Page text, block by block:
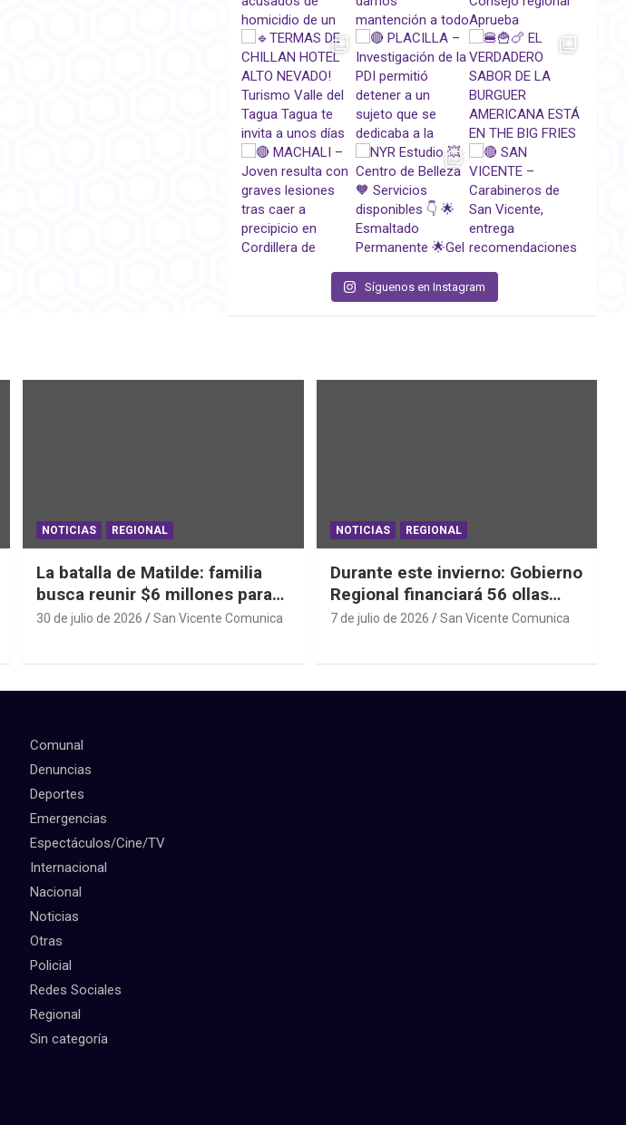
Síguenos en Instagram
NOTICIAS REGIONAL
La batalla de Matilde: familia
busca reunir $6 millones para
una cirugía que no puede
30 de julio de 2026 San Vicente Comunica
NOTICIAS REGIONAL
Durante este invierno: Gobierno
Regional financiará 56 ollas
comunes y comedores
la región
7 de julio de 2026 San Vicente Comunica
Comunal
Denuncias
Deportes
Emergencias
Espectáculos/Cine/TV
Internacional
Nacional
Noticias
Otras
Policial
Redes Sociales
Regional
Sin categoría